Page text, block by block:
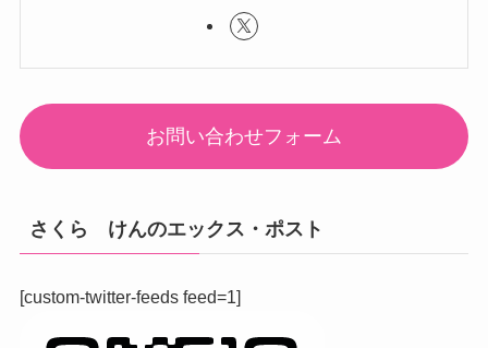
お問い合わせフォーム
さくら けんのエックス・ポスト
[custom-twitter-feeds feed=1]